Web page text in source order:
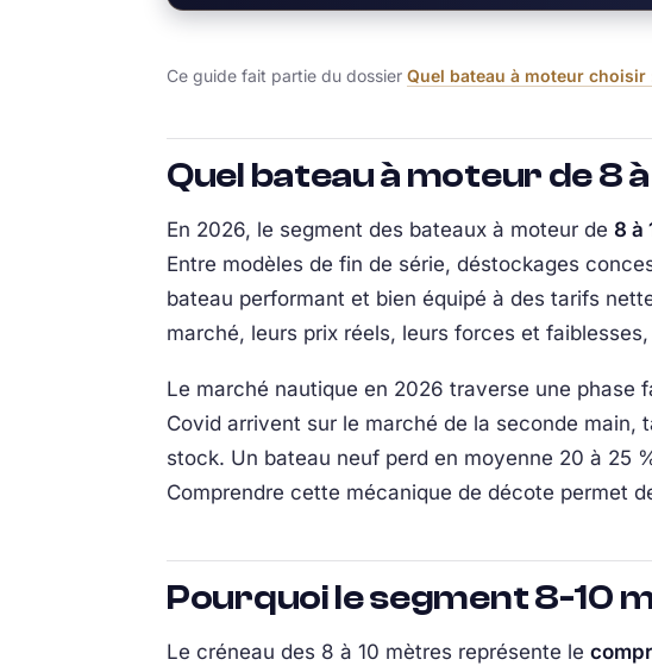
Ce guide fait partie du dossier Quel bateau à moteur choisir
Quel bateau à moteur de 8
En 2026, le segment des bateaux à moteur de 8 à
Entre modèles de fin de série, déstockages
bateau performant et bien équipé à des tarifs
marché, leurs prix réels, leurs forces et
Le marché nautique en 2026 traverse une
Covid arrivent sur le marché de la seconde main,
stock. Un bateau neuf perd en moyenne 20 à 25
Comprendre cette mécanique de décote permet
Pourquoi le segment 8-10
Le créneau des 8 à 10 mètres représente le